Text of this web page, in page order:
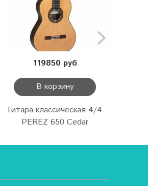
119850 руб
В корзину
Гитара классическая 4/4
PEREZ 650 Cedar